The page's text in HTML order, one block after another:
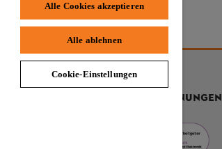
AUSZEICHNUNGEN
Alle Cookies akzeptieren
Alle ablehnen
Cookie-Einstellungen